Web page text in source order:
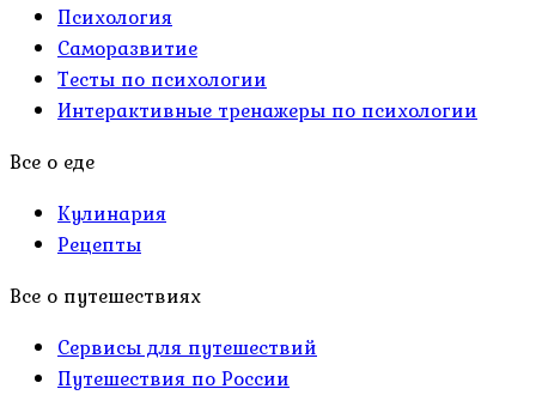
Психология
Саморазвитие
Тесты по психологии
Интерактивные тренажеры по психологии
Все о еде
Кулинария
Рецепты
Все о путешествиях
Сервисы для путешествий
Путешествия по России